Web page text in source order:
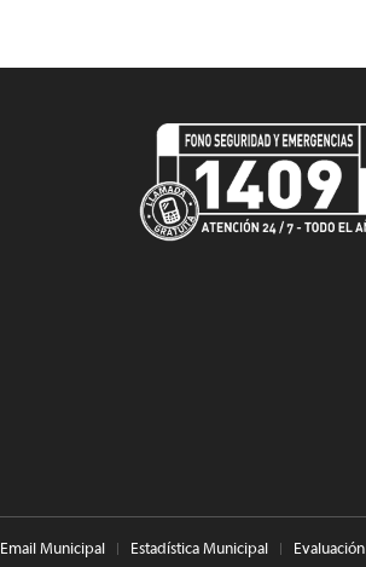
Email Municipal Estadística Municipal